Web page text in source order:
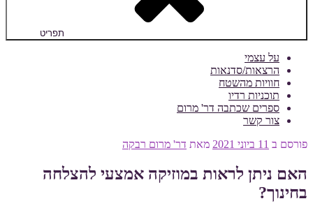
תפריט
על עצמי
הרצאות/סדנאות
חוויות מהשטח
תוכניות רדיו
ספרים שכתבה דר' מרום
צור קשר
פורסם ב 11 ביוני 2021 מאת דר' מרום רבקה
האם ניתן לראות במוזיקה אמצעי להצלחה
בחינוך?